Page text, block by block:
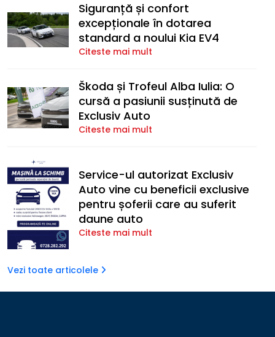
Siguranță și confort
excepționale în dotarea
standard a noului Kia EV4
Citeste mai mult
Škoda și Trofeul Alba Iulia: O
cursă a pasiunii susținută de
Exclusiv Auto
Citeste mai mult
Service-ul autorizat Exclusiv
Auto vine cu beneficii exclusive
pentru șoferii care au suferit
daune auto
Citeste mai mult
Vezi toate articolele